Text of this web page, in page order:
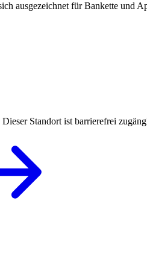
ausgezeichnet für Bankette
Standort ist barrierefrei